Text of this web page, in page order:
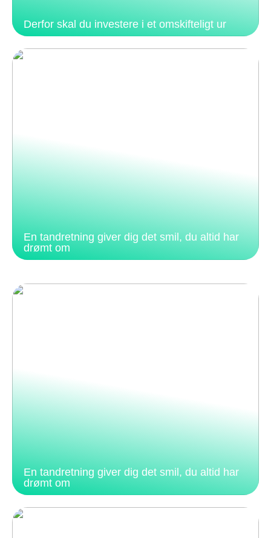
Derfor skal du investere i et omskifteligt ur
En tandretning giver dig det smil, du altid har
drømt om
En tandretning giver dig det smil, du altid har
drømt om